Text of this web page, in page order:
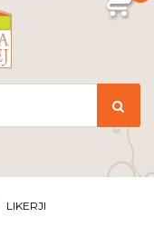
LIKERJI